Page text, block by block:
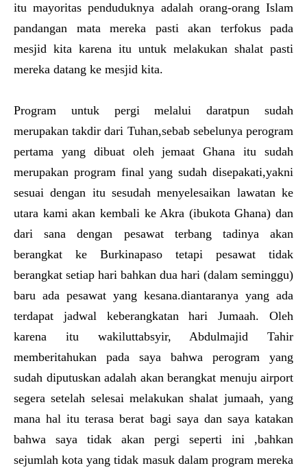
itu mayoritas penduduknya adalah orang-orang Islam
pandangan mata mereka pasti akan terfokus pada
mesjid kita karena itu untuk melakukan shalat pasti
mereka datang ke mesjid kita.
Program untuk pergi melalui daratpun sudah
merupakan takdir dari Tuhan,sebab sebelunya perogram
pertama yang dibuat oleh jemaat Ghana itu sudah
merupakan program final yang sudah disepakati,yakni
sesuai dengan itu sesudah menyelesaikan lawatan ke
utara kami akan kembali ke Akra (ibukota Ghana) dan
dari sana dengan pesawat terbang tadinya akan
berangkat ke Burkinapaso tetapi pesawat tidak
berangkat setiap hari bahkan dua hari (dalam seminggu)
baru ada pesawat yang kesana.diantaranya yang ada
terdapat jadwal keberangkatan hari Jumaah. Oleh
karena itu wakiluttabsyir, Abdulmajid Tahir
memberitahukan pada saya bahwa perogram yang
sudah diputuskan adalah akan berangkat menuju airport
segera setelah selesai melakukan shalat jumaah, yang
mana hal itu terasa berat bagi saya dan saya katakan
bahwa saya tidak akan pergi seperti ini ,bahkan
sejumlah kota yang tidak masuk dalam program mereka